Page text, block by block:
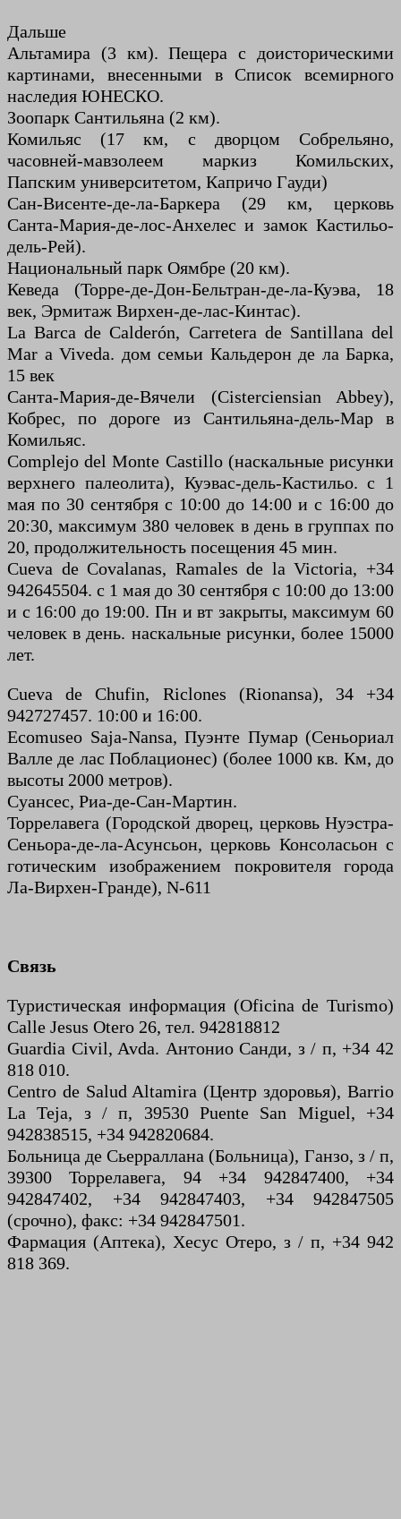
Дальше
Альтамира (3 км). Пещера с доисторическими
картинами, внесенными в Список всемирного
наследия ЮНЕСКО.
Зоопарк Сантильяна (2 км).
Комильяс (17 км, с дворцом Собрельяно,
часовней-мавзолеем маркиз Комильских,
Папским университетом, Капричо Гауди)
Сан-Висенте-де-ла-Баркера (29 км, церковь
Санта-Мария-де-лос-Анхелес и замок Кастильо-
дель-Рей).
Национальный парк Оямбре (20 км).
Кеведа (Торре-де-Дон-Бельтран-де-ла-Куэва, 18
век, Эрмитаж Вирхен-де-лас-Кинтас).
La Barca de Calderón, Carretera de Santillana del
Mar a Viveda. дом семьи Кальдерон де ла Барка,
15 век
Санта-Мария-де-Вячели (Cisterciensian Abbey),
Кобрес, по дороге из Сантильяна-дель-Мар в
Комильяс.
Complejo del Monte Castillo (наскальные рисунки
верхнего палеолита), Куэвас-дель-Кастильо. с 1
мая по 30 сентября с 10:00 до 14:00 и с 16:00 до
20:30, максимум 380 человек в день в группах по
20, продолжительность посещения 45 мин.
Cueva de Covalanas, Ramales de la Victoria, +34
942645504. с 1 мая до 30 сентября с 10:00 до 13:00
и с 16:00 до 19:00. Пн и вт закрыты, максимум 60
человек в день. наскальные рисунки, более 15000
лет.
Cueva de Chufin, Riclones (Rionansa), 34 +34
942727457. 10:00 и 16:00.
Ecomuseo Saja-Nansa, Пуэнте Пумар (Сеньориал
Валле де лас Поблационес) (более 1000 кв. Км, до
высоты 2000 метров).
Суансес, Риа-де-Сан-Мартин.
Торрелавега (Городской дворец, церковь Нуэстра-
Сеньора-де-ла-Асунсьон, церковь Консоласьон с
готическим изображением покровителя города
Ла-Вирхен-Гранде), N-611
Связь
Туристическая информация (Oficina de Turismo)
Calle Jesus Otero 26, тел. 942818812
Guardia Civil, Avda. Антонио Санди, з / п, +34 42
818 010.
Centro de Salud Altamira (Центр здоровья), Barrio
La Teja, з / п, 39530 Puente San Miguel, +34
942838515, +34 942820684.
Больница де Сьерраллана (Больница), Ганзо, з / п,
39300 Торрелавега, 94 +34 942847400, +34
942847402, +34 942847403, +34 942847505
(срочно), факс: +34 942847501.
Фармация (Аптека), Хесус Отеро, з / п, +34 942
818 369.